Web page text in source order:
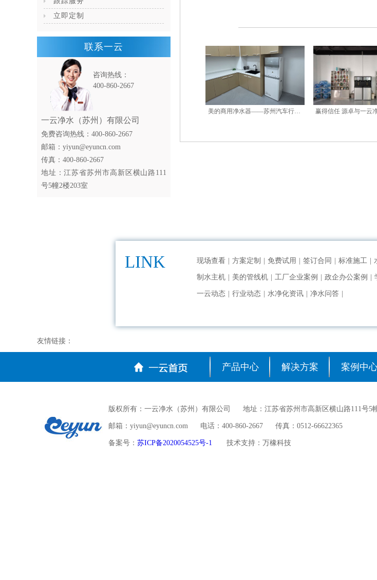
立即定制
联系一云
咨询热线：
400-860-2667
一云净水（苏州）有限公司
免费咨询热线：400-860-2667
邮箱：yiyun@eyuncn.com
传真：400-860-2667
地址：江苏省苏州市高新区横山路111
号5幢2楼203室
美的商用净水器——苏州汽车行业高性价比商用净水安装优选 赢得信任 源卓与一云
LINK 现场查看 方案定制 免费试用 签订合同 标准施工
制水主机 美的管线机 工厂企业案例 政企办公案例
一云动态 行业动态 水净化资讯 净水问答
友情链接：
产品中心 解决方案 案例中
版权所有：一云净水（苏州）有限公司 地址：江苏省苏州市高新区横山路111号5
邮箱：yiyun@eyuncn.com 电话：400-860-2667 传真：0512-66622365
备案号： 苏ICP备2020054525号-1 技术支持： 万橡科技